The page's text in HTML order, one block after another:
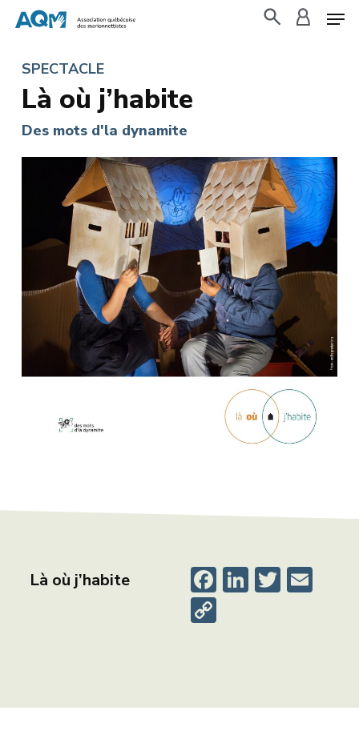
Skip
content
SPECTACLE
Là où j’habite
Des mots d'la dynamite
Là où j’habite Facebook
LinkedIn
Copy